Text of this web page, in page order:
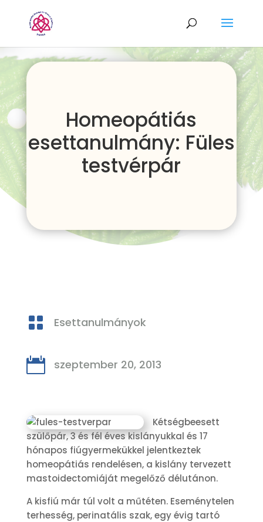
Homeopátiás
esettanulmány: Füles
testvérpár
 Esettanulmányok
 szeptember 20, 2013
Kétségbeesett
szülőpár, 3 és fél éves kislányukkal és 17
hónapos fiúgyermekükkel jelentkeztek
homeopátiás rendelésen, a kislány tervezett
mastoidectomiáját megelőző délutánon.
A kisfiú már túl volt a műtéten. Eseménytelen
terhesség, perinatális szak, egy évig tartó